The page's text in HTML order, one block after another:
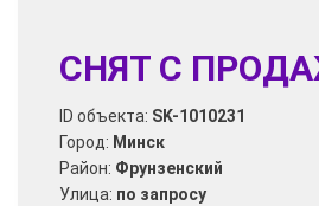
СНЯТ С
ID объекта: SK-1010231
Город: Минск
Район: Фрунзенский
Улица: по запросу